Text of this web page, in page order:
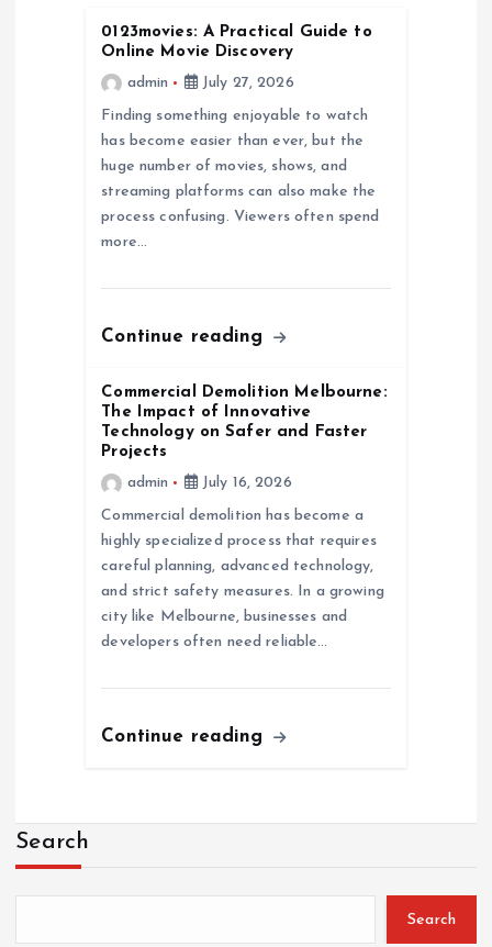
0123movies: A Practical Guide to
Online Movie Discovery
admin
July 27, 2026
Finding something enjoyable to watch
has become easier than ever, but the
huge number of movies, shows, and
streaming platforms can also make the
process confusing. Viewers often spend
more…
Continue reading
Commercial Demolition Melbourne:
The Impact of Innovative
Technology on Safer and Faster
Projects
admin
July 16, 2026
Commercial demolition has become a
highly specialized process that requires
careful planning, advanced technology,
and strict safety measures. In a growing
city like Melbourne, businesses and
developers often need reliable…
Continue reading
Search
Search